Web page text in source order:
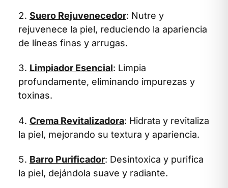
Suero Rejuvenecedor: Nutre y
rejuvenece la piel, reduciendo la apariencia
de líneas finas y arrugas.
Limpiador Esencial: Limpia
profundamente, eliminando impurezas y
toxinas.
Crema Revitalizadora: Hidrata y revitaliza
la piel, mejorando su textura y apariencia.
Barro Purificador: Desintoxica y purifica
la piel, dejándola suave y radiante.